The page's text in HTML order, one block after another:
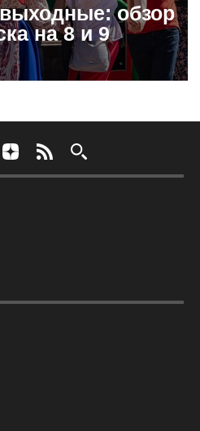
обзор
на 8 и 9